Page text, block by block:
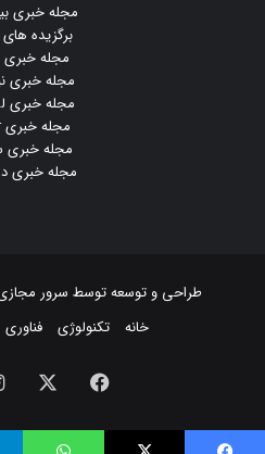
مجله خبری
برگزیده های
مجله خبری
مجله خبری
مجله خبری
مجله خبری gsxr
مجله خبری
مجله خبری
طراحی و توسعه توسط سرور
خانه
تکنولوژی فناوری
فیسبوک